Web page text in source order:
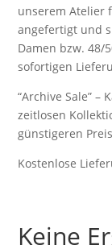
unserem Atelier
angefertigt und
Damen bzw. 48/
sofortigen
“Archive Sale” –
zeitlosen
günstigeren
Kostenlose
Keine